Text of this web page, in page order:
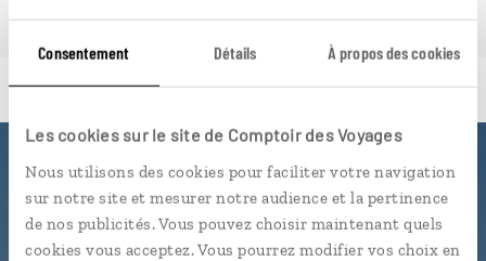
Consentement Détails À propos des cookies
Les cookies sur le site de Comptoir des Voyages
Nous utilisons des cookies pour faciliter votre navigation
sur notre site et mesurer notre audience et la pertinence
de nos publicités. Vous pouvez choisir maintenant quels
cookies vous acceptez. Vous pourrez modifier vos choix en
Luciole,
l'appli qui vous guide à Malte